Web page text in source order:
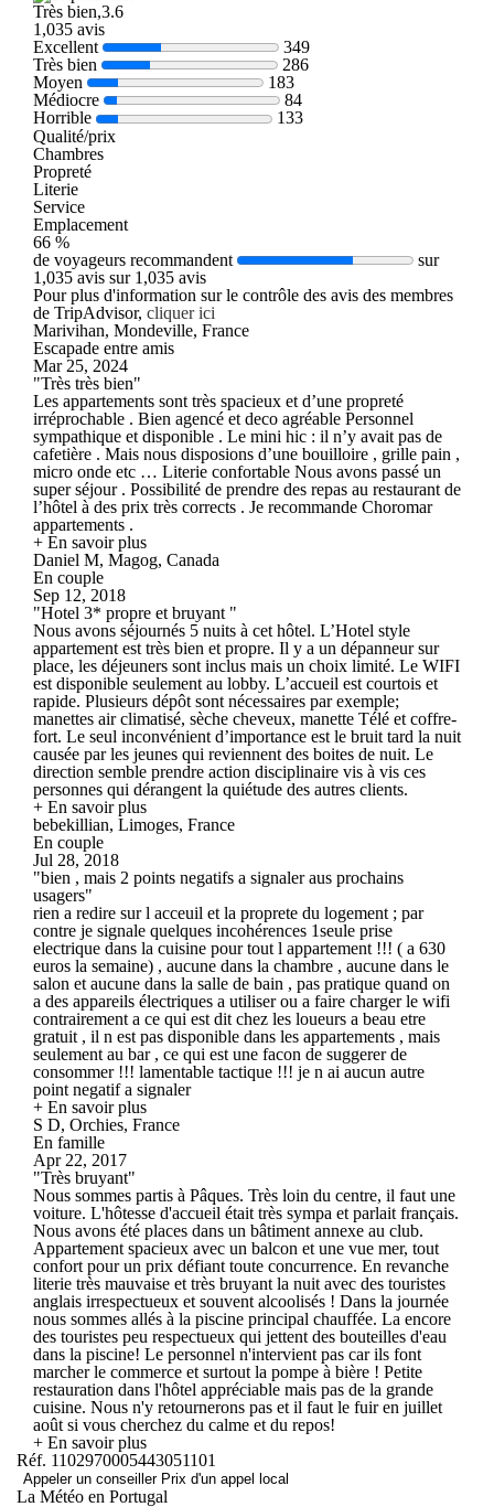
Très bien,3.6
1,035 avis
Excellent
349
Très bien
286
Moyen
183
Médiocre
84
Horrible
133
Qualité/prix
Chambres
Propreté
Literie
Service
Emplacement
66 %
de voyageurs recommandent
sur
1,035 avis sur 1,035 avis
Pour plus d'information sur le contrôle des avis des membres
de TripAdvisor, cliquer ici
Marivihan, Mondeville, France
Escapade entre amis
Mar 25, 2024
"Très très bien"
Les appartements sont très spacieux et d’une propreté
irréprochable . Bien agencé et deco agréable Personnel
sympathique et disponible . Le mini hic : il n’y avait pas de
cafetière . Mais nous disposions d’une bouilloire , grille pain ,
micro onde etc … Literie confortable Nous avons passé un
super séjour . Possibilité de prendre des repas au restaurant de
l’hôtel à des prix très corrects . Je recommande Choromar
appartements .
+ En savoir plus
Daniel M, Magog, Canada
En couple
Sep 12, 2018
"Hotel 3* propre et bruyant "
Nous avons séjournés 5 nuits à cet hôtel. L’Hotel style
appartement est très bien et propre. Il y a un dépanneur sur
place, les déjeuners sont inclus mais un choix limité. Le WIFI
est disponible seulement au lobby. L’accueil est courtois et
rapide. Plusieurs dépôt sont nécessaires par exemple;
manettes air climatisé, sèche cheveux, manette Télé et coffre-
fort. Le seul inconvénient d’importance est le bruit tard la nuit
causée par les jeunes qui reviennent des boites de nuit. Le
direction semble prendre action disciplinaire vis à vis ces
personnes qui dérangent la quiétude des autres clients.
+ En savoir plus
bebekillian, Limoges, France
En couple
Jul 28, 2018
"bien , mais 2 points negatifs a signaler aus prochains
usagers"
rien a redire sur l acceuil et la proprete du logement ; par
contre je signale quelques incohérences 1seule prise
electrique dans la cuisine pour tout l appartement !!! ( a 630
euros la semaine) , aucune dans la chambre , aucune dans le
salon et aucune dans la salle de bain , pas pratique quand on
a des appareils électriques a utiliser ou a faire charger le wifi
contrairement a ce qui est dit chez les loueurs a beau etre
gratuit , il n est pas disponible dans les appartements , mais
seulement au bar , ce qui est une facon de suggerer de
consommer !!! lamentable tactique !!! je n ai aucun autre
point negatif a signaler
+ En savoir plus
S D, Orchies, France
En famille
Apr 22, 2017
"Très bruyant"
Nous sommes partis à Pâques. Très loin du centre, il faut une
voiture. L'hôtesse d'accueil était très sympa et parlait français.
Nous avons été places dans un bâtiment annexe au club.
Appartement spacieux avec un balcon et une vue mer, tout
confort pour un prix défiant toute concurrence. En revanche
literie très mauvaise et très bruyant la nuit avec des touristes
anglais irrespectueux et souvent alcoolisés ! Dans la journée
nous sommes allés à la piscine principal chauffée. La encore
des touristes peu respectueux qui jettent des bouteilles d'eau
dans la piscine! Le personnel n'intervient pas car ils font
marcher le commerce et surtout la pompe à bière ! Petite
restauration dans l'hôtel appréciable mais pas de la grande
cuisine. Nous n'y retournerons pas et il faut le fuir en juillet
août si vous cherchez du calme et du repos!
+ En savoir plus
Réf. 1102970005443051101
Appeler un conseiller Prix d'un appel local
La Météo en Portugal